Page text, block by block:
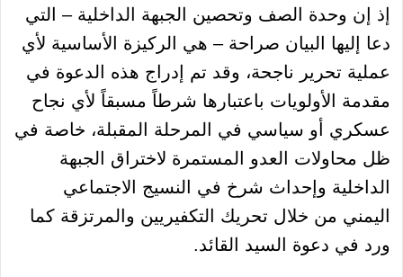
إذ إن وحدة الصف وتحصين الجبهة الداخلية – التي
دعا إليها البيان صراحة – هي الركيزة الأساسية لأي
عملية تحرير ناجحة، وقد تم إدراج هذه الدعوة في
مقدمة الأولويات باعتبارها شرطاً مسبقاً لأي نجاح
عسكري أو سياسي في المرحلة المقبلة، خاصة في
ظل محاولات العدو المستمرة لاختراق الجبهة
الداخلية وإحداث شرخ في النسيج الاجتماعي
اليمني من خلال تحريك التكفيريين والمرتزقة كما
ورد في دعوة السيد القائد.